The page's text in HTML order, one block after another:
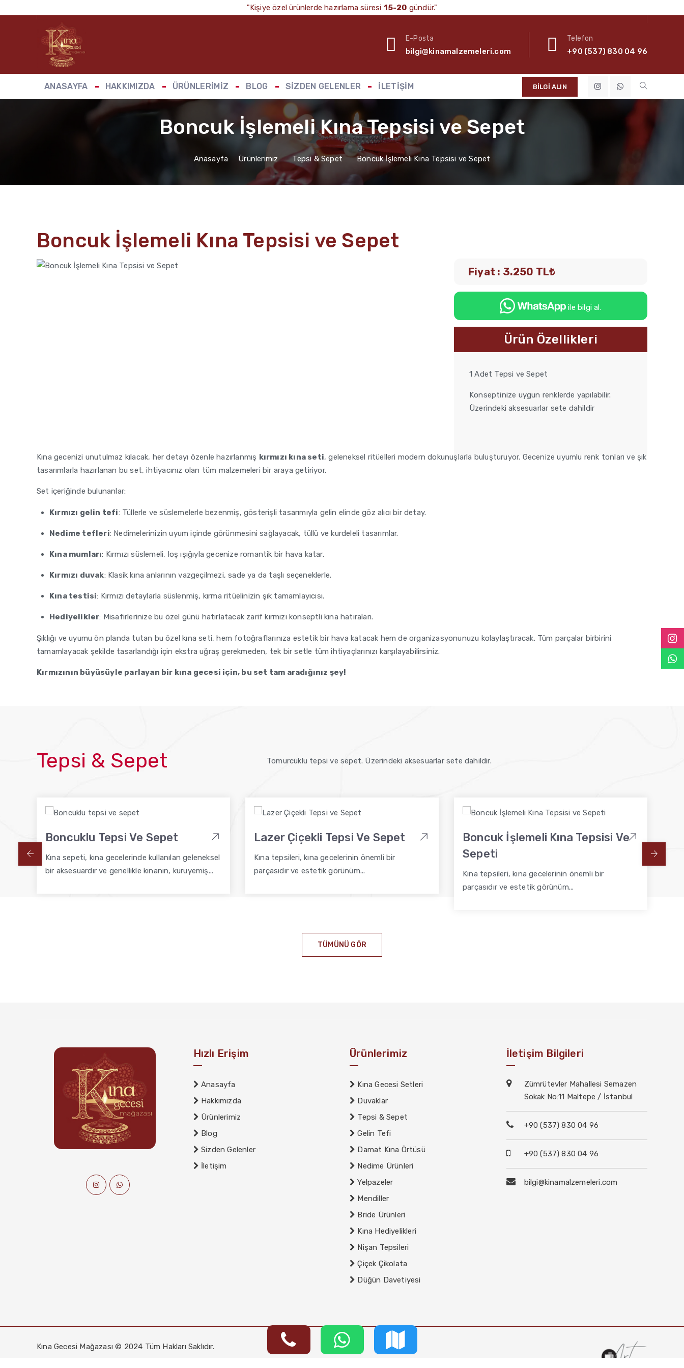
"Kişiye özel ürünlerde hazırlama süresi 15-20 gündür."
E-Posta
bilgi@kinamalzemeleri.com
Telefon
+90 (537) 830 04 96
ANASAYFA HAKKIMIZDA ÜRÜNLERIMIZ BLOG SIZDEN GELENLER İLETIŞIM BILGI ALIN
Boncuk İşlemeli Kına Tepsisi ve Sepet
Anasayfa Ürünlerimiz Tepsi & Sepet Boncuk İşlemeli Kına Tepsisi ve Sepet
Boncuk İşlemeli Kına Tepsisi ve Sepet
Fiyat : 3.250 TL₺
ile bilgi al.
Ürün Özellikleri
1 Adet Tepsi ve Sepet
Konseptinize uygun renklerde yapılabilir.
Üzerindeki aksesuarlar sete dahildir
Kına gecenizi unutulmaz kılacak, her detayı özenle hazırlanmış kırmızı kına seti, geleneksel ritüelleri modern dokunuşlarla buluşturuyor. Gecenize uyumlu renk tonları ve şık
tasarımlarla hazırlanan bu set, ihtiyacınız olan tüm malzemeleri bir araya getiriyor.
Set içeriğinde bulunanlar:
Kırmızı gelin tefi: Tüllerle ve süslemelerle bezenmiş, gösterişli tasarımıyla gelin elinde göz alıcı bir detay.
Nedime tefleri: Nedimelerinizin uyum içinde görünmesini sağlayacak, tüllü ve kurdeleli tasarımlar.
Kına mumları: Kırmızı süslemeli, loş ışığıyla gecenize romantik bir hava katar.
Kırmızı duvak: Klasik kına anlarının vazgeçilmezi, sade ya da taşlı seçeneklerle.
Kına testisi: Kırmızı detaylarla süslenmiş, kırma ritüelinizin şık tamamlayıcısı.
Hediyelikler: Misafirlerinize bu özel günü hatırlatacak zarif kırmızı konseptli kına hatıraları.
Şıklığı ve uyumu ön planda tutan bu özel kına seti, hem fotoğraflarınıza estetik bir hava katacak hem de organizasyonunuzu kolaylaştıracak. Tüm parçalar birbirini
tamamlayacak şekilde tasarlandığı için ekstra uğraş gerekmeden, tek bir setle tüm ihtiyaçlarınızı karşılayabilirsiniz.
Kırmızının büyüsüyle parlayan bir kına gecesi için, bu set tam aradığınız şey!
Tepsi & Sepet Tomurcuklu tepsi ve sepet. Üzerindeki aksesuarlar sete dahildir.
Boncuklu Tepsi Ve Sepet
Kına sepeti, kına gecelerinde kullanılan geleneksel
bir aksesuardır ve genellikle kınanın, kuruyemiş...
Lazer Çiçekli Tepsi Ve Sepet
Kına tepsileri, kına gecelerinin önemli bir
parçasıdır ve estetik görünüm...
Boncuk İşlemeli Kına Tepsisi Ve
Sepeti
Kına tepsileri, kına gecelerinin önemli bir
parçasıdır ve estetik görünüm...
TÜMÜNÜ GÖR
Hızlı Erişim
Anasayfa
Hakkımızda
Ürünlerimiz
Blog
Sizden Gelenler
İletişim
Ürünlerimiz
Kına Gecesi Setleri
Duvaklar
Tepsi & Sepet
Gelin Tefi
Damat Kına Örtüsü
Nedime Ürünleri
Yelpazeler
Mendiller
Bride Ürünleri
Kına Hediyelikleri
Nişan Tepsileri
Çiçek Çikolata
Düğün Davetiyesi
İletişim Bilgileri
Zümrütevler Mahallesi Semazen
Sokak No:11 Maltepe / İstanbul
+90 (537) 830 04 96
+90 (537) 830 04 96
bilgi@kinamalzemeleri.com
Kına Gecesi Mağazası © 2024 Tüm Hakları Saklıdır.